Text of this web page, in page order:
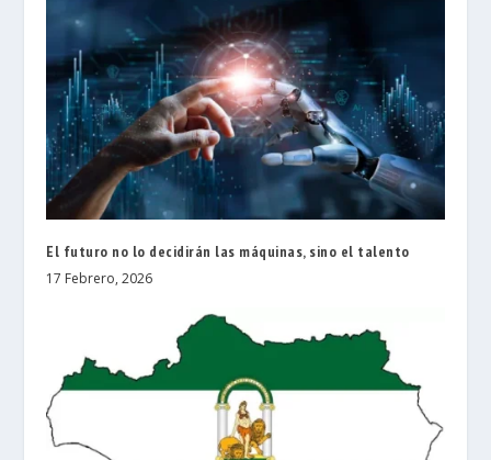
El futuro no lo decidirán las máquinas, sino el talento
17 Febrero, 2026